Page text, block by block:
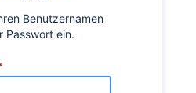
Benutzernamen
Passwort ein.